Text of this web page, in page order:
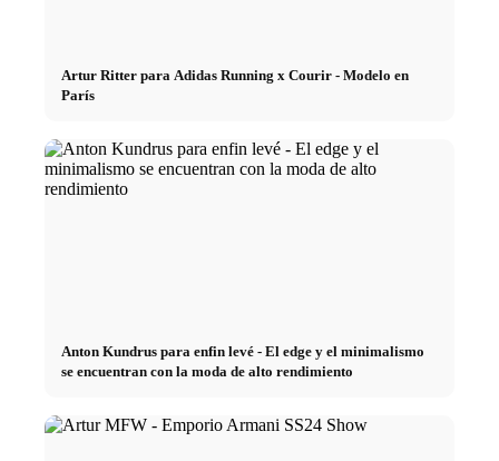
Artur Ritter para Adidas Running x Courir - Modelo en
París
Anton Kundrus para enfin levé - El edge y el minimalismo
se encuentran con la moda de alto rendimiento